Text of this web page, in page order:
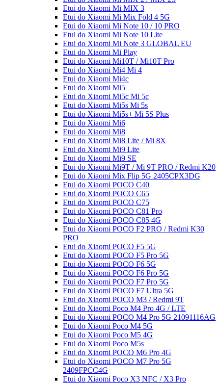
Etui do Xiaomi Mi MIX 3
Etui do Xiaomi Mi Mix Fold 4 5G
Etui do Xiaomi Mi Note 10 / 10 PRO
Etui do Xiaomi Mi Note 10 Lite
Etui do Xiaomi Mi Note 3 GLOBAL EU
Etui do Xiaomi Mi Play
Etui do Xiaomi Mi10T / Mi10T Pro
Etui do Xiaomi Mi4 Mi 4
Etui do Xiaomi Mi4c
Etui do Xiaomi Mi5
Etui do Xiaomi Mi5c Mi 5c
Etui do Xiaomi Mi5s Mi 5s
Etui do Xiaomi Mi5s+ Mi 5S Plus
Etui do Xiaomi Mi6
Etui do Xiaomi Mi8
Etui do Xiaomi Mi8 Lite / Mi 8X
Etui do Xiaomi Mi9 Lite
Etui do Xiaomi Mi9 SE
Etui do Xiaomi Mi9T / Mi 9T PRO / Redmi K20
Etui do Xiaomi Mix Flip 5G 2405CPX3DG
Etui do Xiaomi POCO C40
Etui do Xiaomi POCO C65
Etui do Xiaomi POCO C75
Etui do Xiaomi POCO C81 Pro
Etui do Xiaomi POCO C85 4G
Etui do Xiaomi POCO F2 PRO / Redmi K30
PRO
Etui do Xiaomi POCO F5 5G
Etui do Xiaomi POCO F5 Pro 5G
Etui do Xiaomi POCO F6 5G
Etui do Xiaomi POCO F6 Pro 5G
Etui do Xiaomi POCO F7 Pro 5G
Etui do Xiaomi POCO F7 Ultra 5G
Etui do Xiaomi POCO M3 / Redmi 9T
Etui do Xiaomi Poco M4 Pro 4G / LTE
Etui do Xiaomi POCO M4 Pro 5G 21091116AG
Etui do Xiaomi Poco M4 5G
Etui do Xiaomi Poco M5 4G
Etui do Xiaomi Poco M5s
Etui do Xiaomi POCO M6 Pro 4G
Etui do Xiaomi POCO M7 Pro 5G
2409FPCC4G
Etui do Xiaomi Poco X3 NFC / X3 Pro